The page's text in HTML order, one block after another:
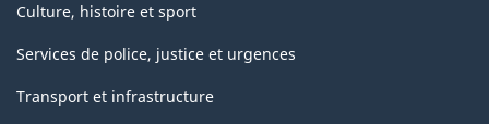
Culture, histoire et sport
Services de police, justice et urgences
Transport et infrastructure